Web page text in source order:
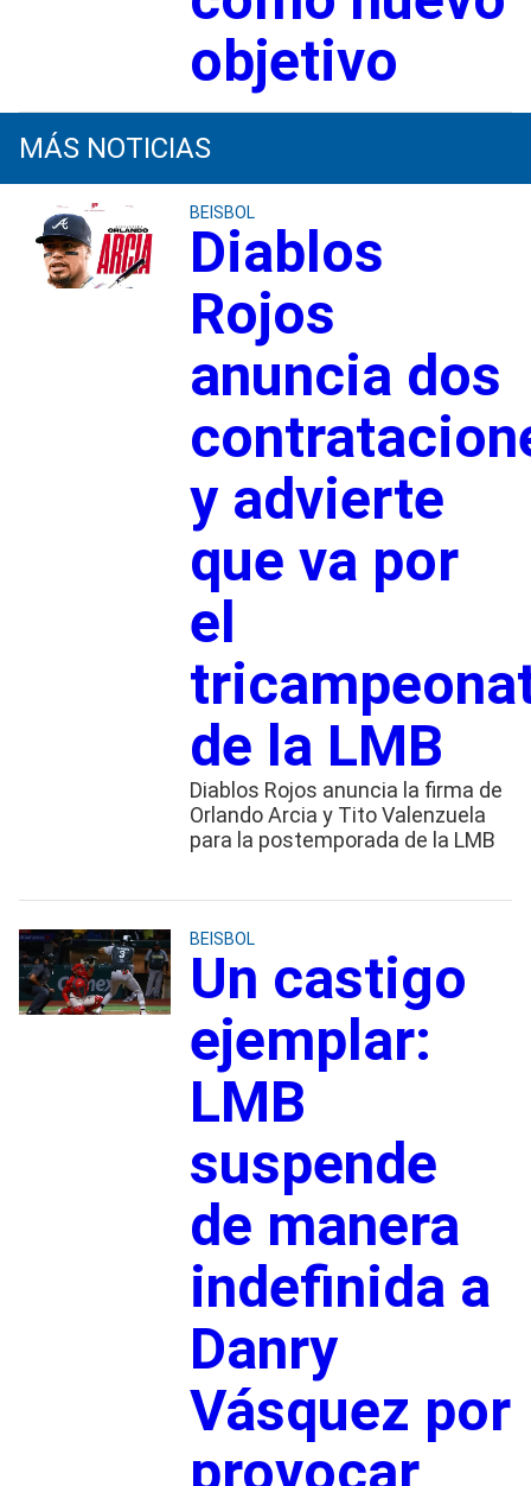
objetivo
MÁS NOTICIAS
BEISBOL
Diablos
Rojos
anuncia dos
y advierte
que va por
el
de la LMB
Diablos Rojos anuncia la firma de
Orlando Arcia y Tito Valenzuela
para la postemporada de la LMB
BEISBOL
Un castigo
ejemplar:
LMB
suspende
de manera
indefinida a
Danry
Vásquez por
provocar